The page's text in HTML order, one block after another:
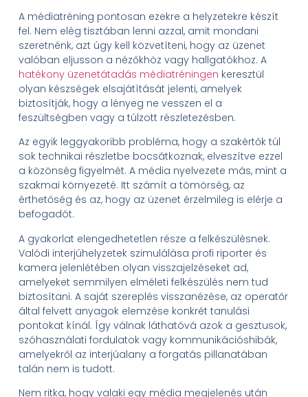
A médiatréning pontosan ezekre a helyzetekre készít
fel. Nem elég tisztában lenni azzal, amit mondani
szeretnénk, azt úgy kell közvetíteni, hogy az üzenet
valóban eljusson a nézőkhöz vagy hallgatókhoz. A
hatékony üzenetátadás médiatréningen keresztül
olyan készségek elsajátítását jelenti, amelyek
biztosítják, hogy a lényeg ne vesszen el a
feszültségben vagy a túlzott részletezésben.
Az egyik leggyakoribb probléma, hogy a szakértők túl
sok technikai részletbe bocsátkoznak, elveszítve ezzel
a közönség figyelmét. A média nyelvezete más, mint a
szakmai környezeté. Itt számít a tömörség, az
érthetőség és az, hogy az üzenet érzelmileg is elérje a
befogadót.
A gyakorlat elengedhetetlen része a felkészülésnek.
Valódi interjúhelyzetek szimulálása profi riporter és
kamera jelenlétében olyan visszajelzéseket ad,
amelyeket semmilyen elméleti felkészülés nem tud
biztosítani. A saját szereplés visszanézése, az operatőr
által felvett anyagok elemzése konkrét tanulási
pontokat kínál. Így válnak láthatóvá azok a gesztusok,
szóhasználati fordulatok vagy kommunikációshibák,
amelyekről az interjúalany a forgatás pillanatában
talán nem is tudott.
Nem ritka, hogy valaki egy média megjelenés után